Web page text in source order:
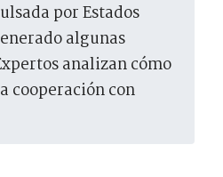
por Estados
algunas
analizan cómo
cooperación con